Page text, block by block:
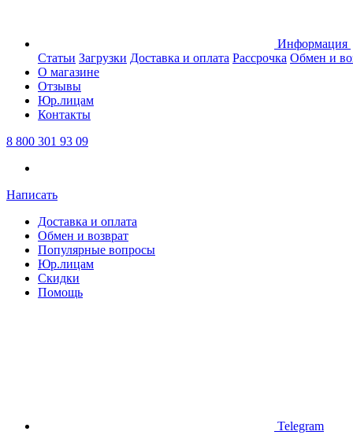
Информация
Статьи Загрузки Доставка и оплата Рассрочка Обмен и
О магазине
Отзывы
Юр.лицам
Контакты
8 800 301 93 09
Написать
Доставка и оплата
Обмен и возврат
Популярные вопросы
Юр.лицам
Скидки
Помощь
Telegram